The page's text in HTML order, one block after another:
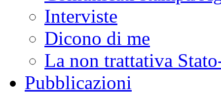
Interviste
Dicono di me
La non trattativa
Pubblicazioni